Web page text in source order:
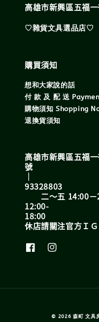
高雄市新興區五福
♡雜貨文具選品店♡
購買須知
想和大家說的話
付 款 及 配 送
購物須知 Shopping
退換貨須知
高雄市新興區五福
號
｜
二～五 14:00－
12:00-
休店請關注官方ＩＧ
© 2026 森町 文具